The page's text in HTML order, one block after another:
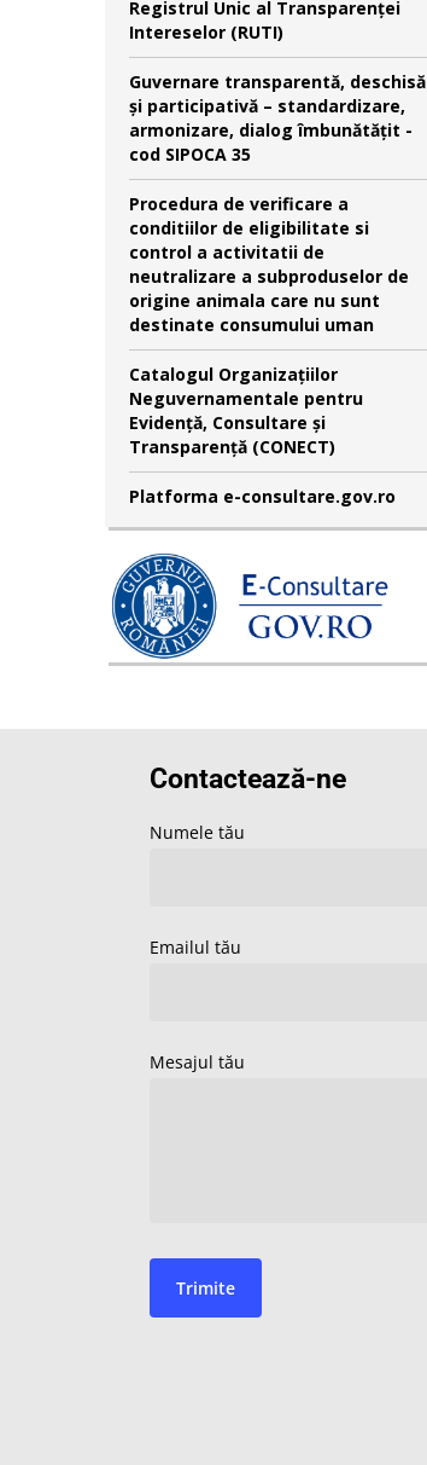
Registrul Unic al Transparenței
Intereselor (RUTI)
Guvernare transparentă, deschisă
și participativă – standardizare,
armonizare, dialog îmbunătățit -
cod SIPOCA 35
Procedura de verificare a
conditiilor de eligibilitate si
control a activitatii de
neutralizare a subproduselor de
origine animala care nu sunt
destinate consumului uman
Catalogul Organizațiilor
Neguvernamentale pentru
Evidență, Consultare și
Transparență (CONECT)
Platforma e-consultare.gov.ro